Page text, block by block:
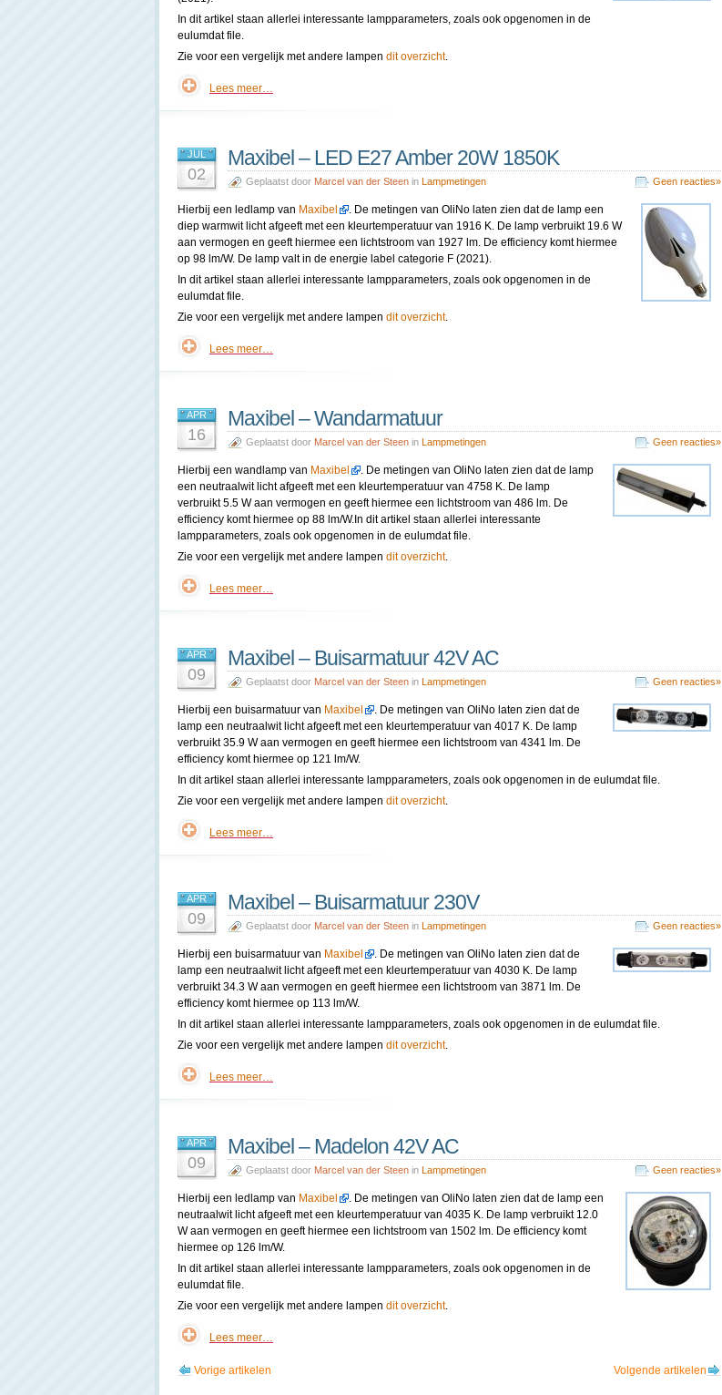
In dit artikel staan allerlei interessante lampparameters, zoals ook opgenomen in de
eulumdat file.
Zie voor een vergelijk met andere lampen dit overzicht.
Lees meer…
JUL
02
Maxibel – LED E27 Amber 20W 1850K
Geplaatst door Marcel van der Steen in Lampmetingen Geen reacties»
Hierbij een ledlamp van Maxibel
. De metingen van OliNo laten zien dat de lamp een
diep warmwit licht afgeeft met een kleurtemperatuur van 1916 K. De lamp verbruikt 19.6 W
aan vermogen en geeft hiermee een lichtstroom van 1927 lm. De efficiency komt hiermee
op 98 lm/W. De lamp valt in de energie label categorie F (2021).
In dit artikel staan allerlei interessante lampparameters, zoals ook opgenomen in de
eulumdat file.
Zie voor een vergelijk met andere lampen dit overzicht.
Lees meer…
APR
16
Maxibel – Wandarmatuur
Geplaatst door Marcel van der Steen in Lampmetingen Geen reacties»
Hierbij een wandlamp van Maxibel
. De metingen van OliNo laten zien dat de lamp
een neutraalwit licht afgeeft met een kleurtemperatuur van 4758 K. De lamp
verbruikt 5.5 W aan vermogen en geeft hiermee een lichtstroom van 486 lm. De
efficiency komt hiermee op 88 lm/W.In dit artikel staan allerlei interessante
lampparameters, zoals ook opgenomen in de eulumdat file.
Zie voor een vergelijk met andere lampen dit overzicht.
Lees meer…
APR
09
Maxibel – Buisarmatuur 42V AC
Geplaatst door Marcel van der Steen in Lampmetingen Geen reacties»
Hierbij een buisarmatuur van Maxibel
. De metingen van OliNo laten zien dat de
lamp een neutraalwit licht afgeeft met een kleurtemperatuur van 4017 K. De lamp
verbruikt 35.9 W aan vermogen en geeft hiermee een lichtstroom van 4341 lm. De
efficiency komt hiermee op 121 lm/W.
In dit artikel staan allerlei interessante lampparameters, zoals ook opgenomen in de eulumdat file.
Zie voor een vergelijk met andere lampen dit overzicht.
Lees meer…
APR
09
Maxibel – Buisarmatuur 230V
Geplaatst door Marcel van der Steen in Lampmetingen Geen reacties»
Hierbij een buisarmatuur van Maxibel
. De metingen van OliNo laten zien dat de
lamp een neutraalwit licht afgeeft met een kleurtemperatuur van 4030 K. De lamp
verbruikt 34.3 W aan vermogen en geeft hiermee een lichtstroom van 3871 lm. De
efficiency komt hiermee op 113 lm/W.
In dit artikel staan allerlei interessante lampparameters, zoals ook opgenomen in de eulumdat file.
Zie voor een vergelijk met andere lampen dit overzicht.
Lees meer…
APR
09
Maxibel – Madelon 42V AC
Geplaatst door Marcel van der Steen in Lampmetingen Geen reacties»
Hierbij een ledlamp van Maxibel
. De metingen van OliNo laten zien dat de lamp een
neutraalwit licht afgeeft met een kleurtemperatuur van 4035 K. De lamp verbruikt 12.0
W aan vermogen en geeft hiermee een lichtstroom van 1502 lm. De efficiency komt
hiermee op 126 lm/W.
In dit artikel staan allerlei interessante lampparameters, zoals ook opgenomen in de
eulumdat file.
Zie voor een vergelijk met andere lampen dit overzicht.
Lees meer…
Vorige artikelen Volgende artikelen